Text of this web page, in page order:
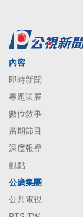
內容
即時新聞
專題策展
數位敘事
當期節目
深度報導
觀點
公廣集團
公共電視